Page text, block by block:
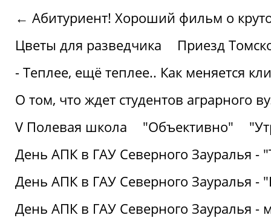
← Абитуриент! Хороший фильм о
Цветы для разведчика
Приезд
- Теплее, ещё теплее.. Как меняется
О том, что ждет студентов аграрного
V Полевая школа
"Объективно"
День АПК в ГАУ Северного Зауралья -
День АПК в ГАУ Северного Зауралья -
День АПК в ГАУ Северного Зауралья -